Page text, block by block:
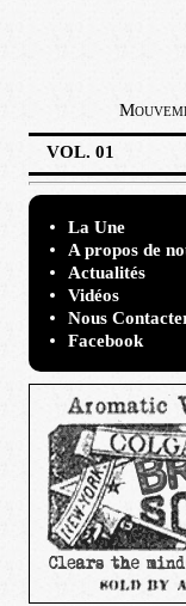
VOL. 01
La Une
A propos de
Actualités
Vidéos
Nous
Facebook